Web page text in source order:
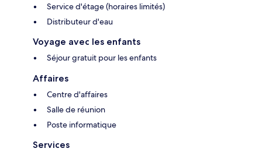
Service d'étage (horaires limités)
Distributeur d'eau
Voyage avec les enfants
Séjour gratuit pour les enfants
Affaires
Centre d'affaires
Salle de réunion
Poste informatique
Services